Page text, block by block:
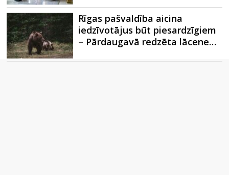
Rīgas pašvaldība aicina
iedzīvotājus būt piesardzīgiem
– Pārdaugavā redzēta lācene…